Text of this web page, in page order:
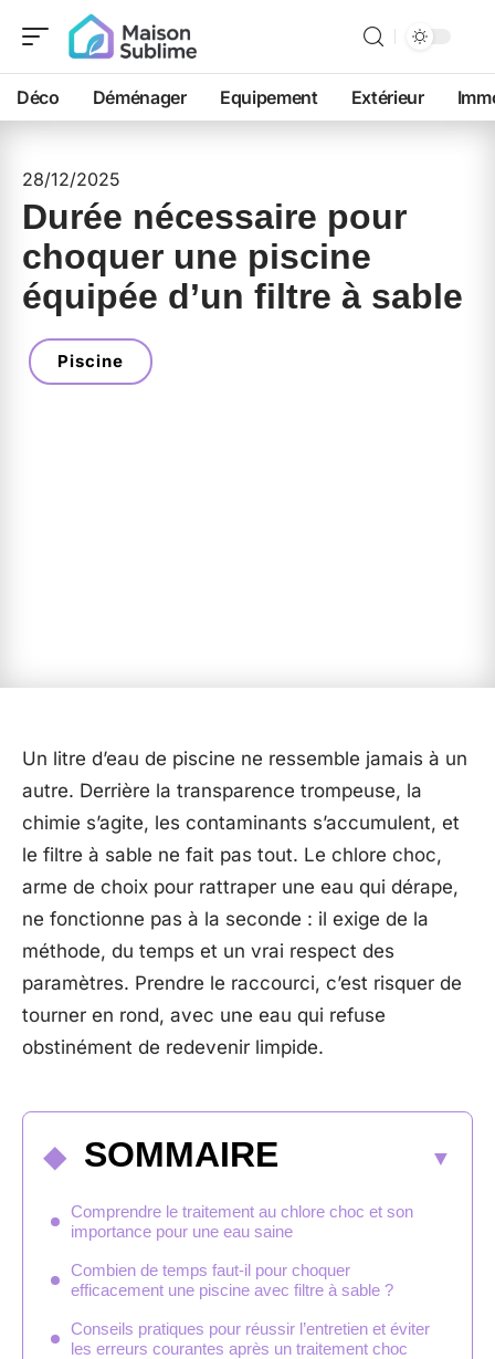
Déco Déménager Equipement Extérieur
28/12/2025
Durée nécessaire pour
choquer une piscine
équipée d’un filtre à sable
Piscine
Un litre d’eau de piscine ne ressemble jamais à un
autre. Derrière la transparence trompeuse, la
chimie s’agite, les contaminants s’accumulent, et
le filtre à sable ne fait pas tout. Le chlore choc,
arme de choix pour rattraper une eau qui dérape,
ne fonctionne pas à la seconde : il exige de la
méthode, du temps et un vrai respect des
paramètres. Prendre le raccourci, c’est risquer de
tourner en rond, avec une eau qui refuse
obstinément de redevenir limpide.
SOMMAIRE
Comprendre le traitement au chlore choc et son
importance pour une eau saine
Combien de temps faut-il pour choquer
efficacement une piscine avec filtre à sable ?
Conseils pratiques pour réussir l’entretien et éviter
les erreurs courantes après un traitement choc